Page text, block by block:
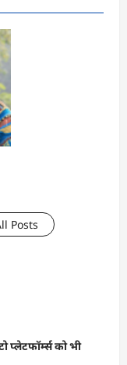
Posts
प्लेटफॉर्म्स को भी